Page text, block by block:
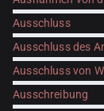
Ausschluss
Ausschluss des
Ausschluss von
Ausschreibung